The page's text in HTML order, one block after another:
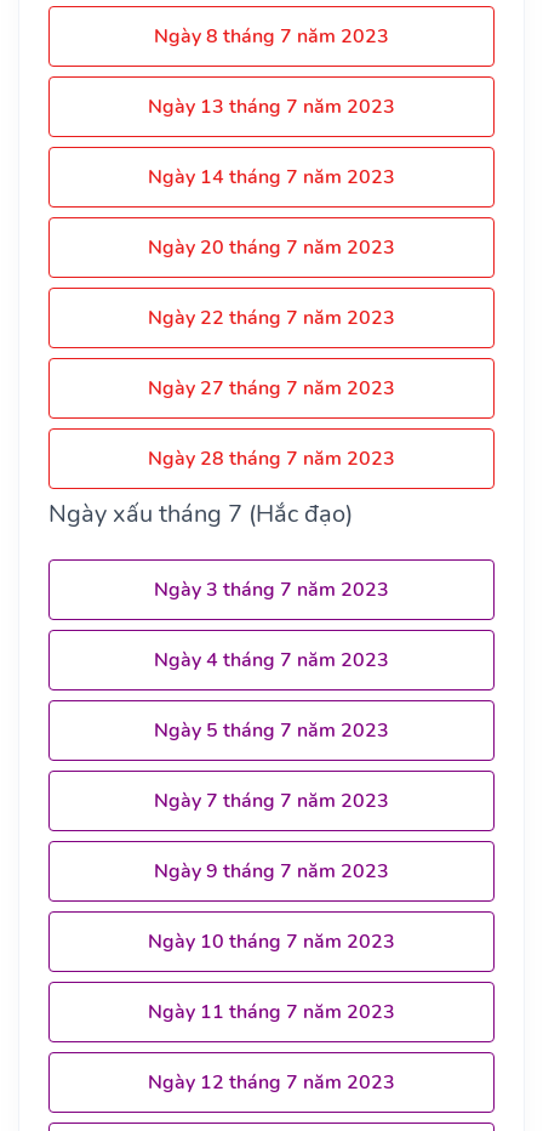
Ngày 8 tháng 7 năm 2023
Ngày 13 tháng 7 năm 2023
Ngày 14 tháng 7 năm 2023
Ngày 20 tháng 7 năm 2023
Ngày 22 tháng 7 năm 2023
Ngày 27 tháng 7 năm 2023
Ngày 28 tháng 7 năm 2023
Ngày xấu tháng 7 (Hắc đạo)
Ngày 3 tháng 7 năm 2023
Ngày 4 tháng 7 năm 2023
Ngày 5 tháng 7 năm 2023
Ngày 7 tháng 7 năm 2023
Ngày 9 tháng 7 năm 2023
Ngày 10 tháng 7 năm 2023
Ngày 11 tháng 7 năm 2023
Ngày 12 tháng 7 năm 2023